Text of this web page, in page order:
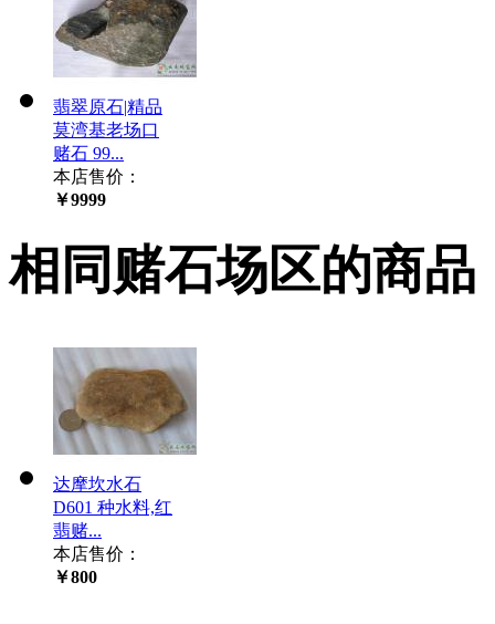
翡翠原石|精品
莫湾基老场口
赌石 99...
本店售价：
￥9999
相同赌石场区的商品
达摩坎水石
D601 种水料,红
翡赌...
本店售价：
￥800